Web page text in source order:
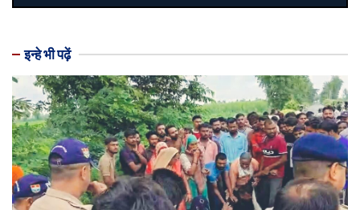
इन्हे भी पढ़ें